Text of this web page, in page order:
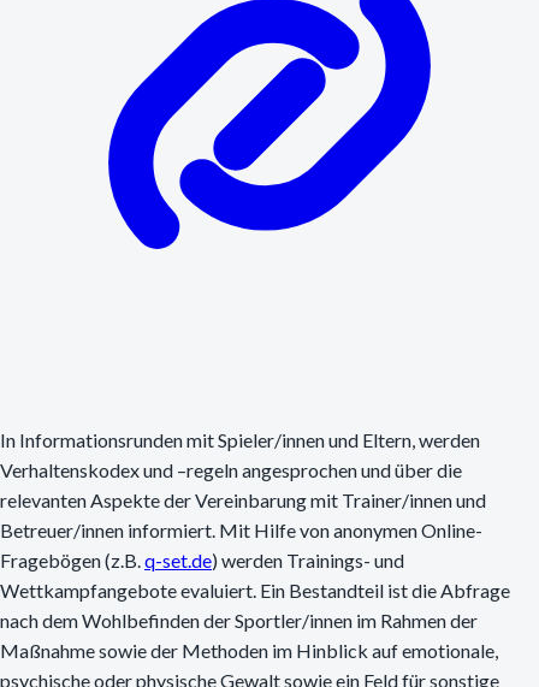
In Informationsrunden mit Spieler/innen und Eltern, werden
Verhaltenskodex und –regeln angesprochen und über die
relevanten Aspekte der Vereinbarung mit Trainer/innen und
Betreuer/innen informiert. Mit Hilfe von anonymen Online-
Fragebögen (z.B.q-set.de) werden Trainings- und
Wettkampfangebote evaluiert. Ein Bestandteil ist die Abfrage
nach dem Wohlbefinden der Sportler/innen im Rahmen der
Maßnahme sowie der Methoden im Hinblick auf emotionale,
psychische oder physische Gewalt sowie ein Feld für sonstige